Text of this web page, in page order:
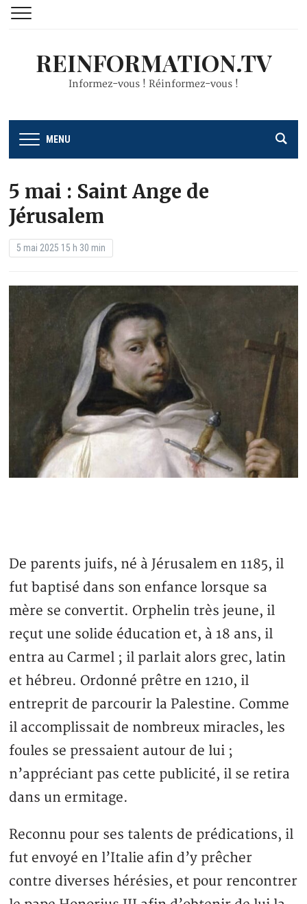
REINFORMATION.TV
Informez-vous ! Réinformez-vous !
MENU
5 mai : Saint Ange de
Jérusalem
5 mai 2025 15 h 30 min
De parents juifs, né à Jérusalem en 1185, il
fut baptisé dans son enfance lorsque sa
mère se convertit. Orphelin très jeune, il
reçut une solide éducation et, à 18 ans, il
entra au Carmel ; il parlait alors grec, latin
et hébreu. Ordonné prêtre en 1210, il
entreprit de parcourir la Palestine. Comme
il accomplissait de nombreux miracles, les
foules se pressaient autour de lui ;
n’appréciant pas cette publicité, il se retira
dans un ermitage.
Reconnu pour ses talents de prédications, il
fut envoyé en l’Italie afin d’y prêcher
contre diverses hérésies, et pour rencontrer